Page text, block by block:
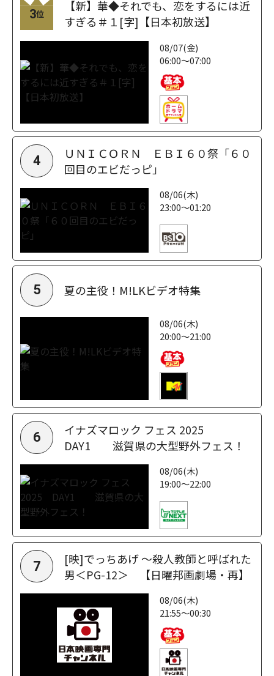
3位
【新】華◆それでも、恋をするには近
すぎる＃１[字]【日本初放送】
08/07(金)
06:00～07:00
4
ＵＮＩＣＯＲＮ ＥＢＩ６０祭「６０
回目のエビだっピ」
08/06(木)
23:00～01:20
5 夏の主役！M!LKビデオ特集
08/06(木)
20:00～21:00
6
イナズマロック フェス 2025
DAY1 滋賀県の大型野外フェス！
08/06(木)
19:00～22:00
7
[映]でっちあげ ～殺人教師と呼ばれた
男＜PG-12＞ 【日曜邦画劇場・再】
08/06(木)
21:55～00:30